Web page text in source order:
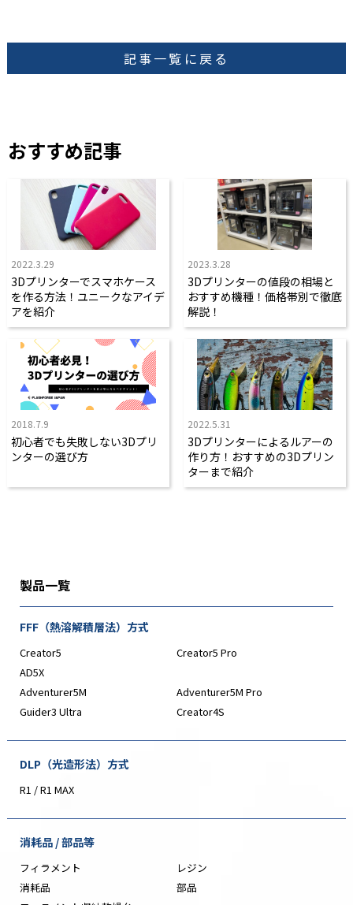
記事一覧に戻る
おすすめ記事
2022.3.29
3Dプリンターでスマホケース
を作る方法！ユニークなアイデ
アを紹介
2023.3.28
3Dプリンターの値段の相場と
おすすめ機種！価格帯別で徹底
解説！
2018.7.9
初心者でも失敗しない3Dプリ
ンターの選び方
2022.5.31
3Dプリンターによるルアーの
作り方！おすすめの3Dプリン
ターまで紹介
製品一覧
FFF（熱溶解積層法）方式
Creator5
Creator5 Pro
AD5X
Adventurer5M
Adventurer5M Pro
Guider3 Ultra
Creator4S
DLP（光造形法）方式
R1 / R1 MAX
消耗品 / 部品等
フィラメント
レジン
消耗品
部品